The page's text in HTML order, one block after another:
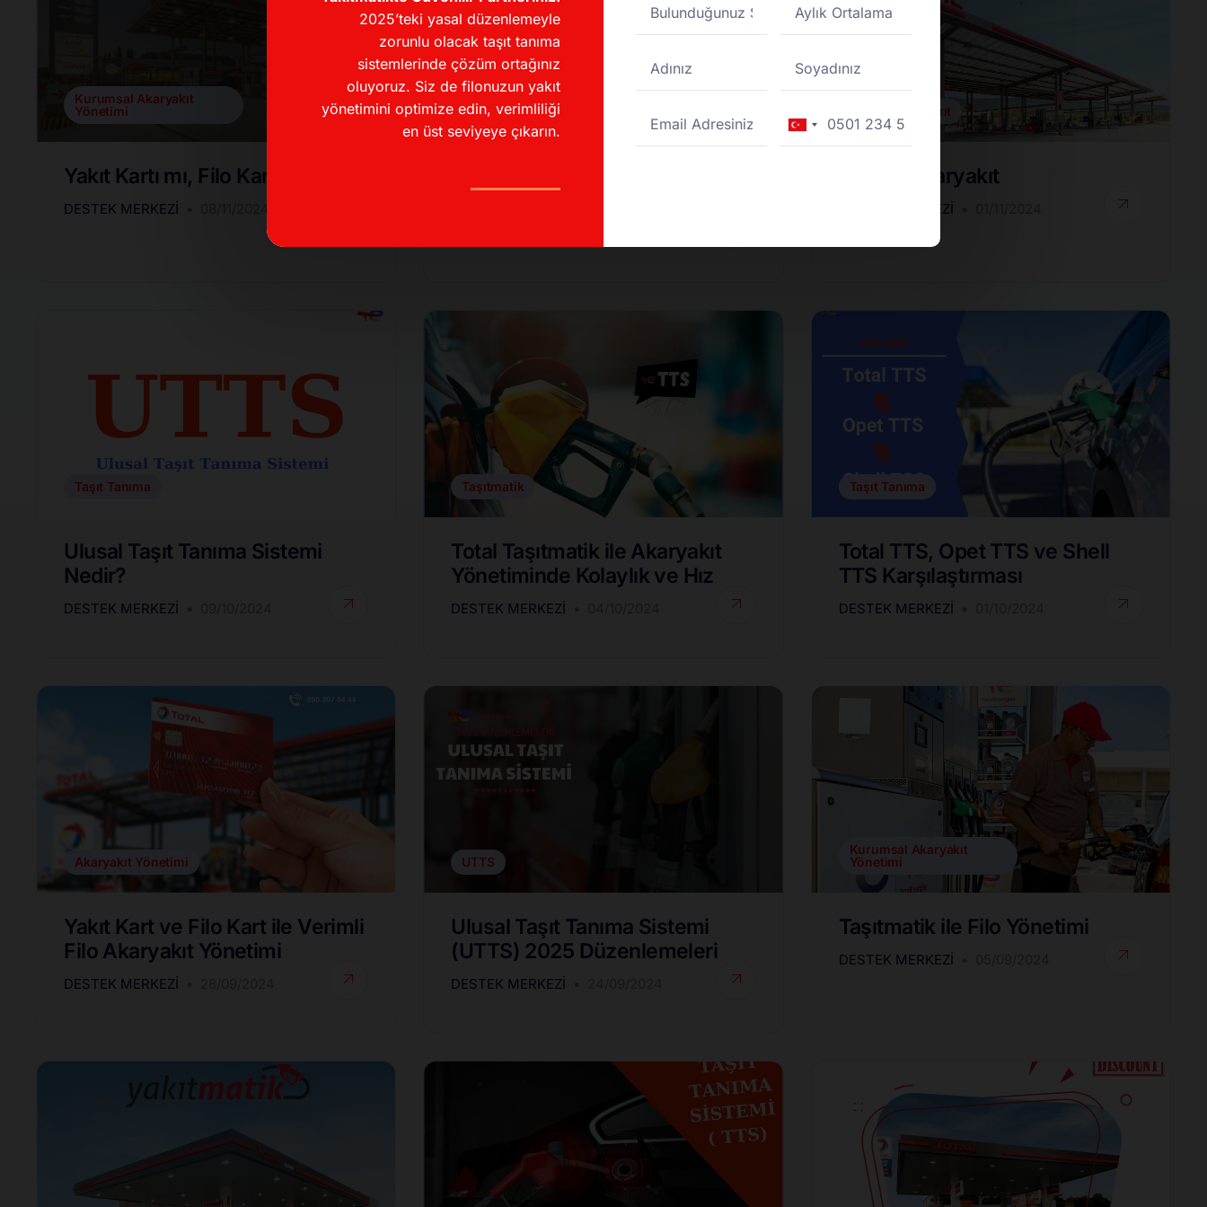
Kurumsal Akaryakıt
Yönetimi
Yakıt Kartı mı, Filo Kartı mı?
DESTEK MERKEZI
İndirimli Akaryakıt
Fırsatları
Toptan Akaryakıt
Toptan Akaryakıt
DESTEK MERKEZI
Taşıt Tanıma
Ulusal Taşıt Tanıma Sistemi
Nedir?
DESTEK MERKEZI
Taşıtmatik
Total Taşıtmatik ile Akaryakıt
Yönetiminde Kolaylık ve Hız
DESTEK MERKEZI
Taşıt Tanıma
Total TTS, Opet TTS ve Shell
TTS Karşılaştırması
DESTEK MERKEZI
Akaryakıt Yönetimi
Yakıt Kart ve Filo Kart ile Verimli
Filo Akaryakıt Yönetimi
DESTEK MERKEZI
UTTS
Ulusal Taşıt Tanıma Sistemi
(UTTS) 2025 Düzenlemeleri
DESTEK MERKEZI
Kurumsal Akaryakıt
Yönetimi
Taşıtmatik ile Filo Yönetimi
DESTEK MERKEZI
2025’teki yasal düzenlemeyle
zorunlu olacak taşıt tanıma
sistemlerinde çözüm ortağınız
oluyoruz. Siz de filonuzun yakıt
yönetimini optimize edin, verimliliği
en üst seviyeye çıkarın.
Turkey
+90